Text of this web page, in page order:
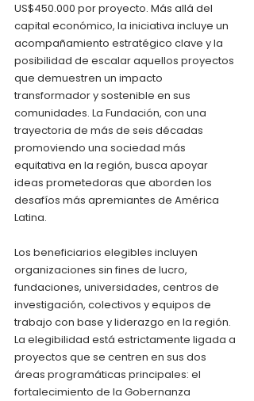
US$450.000 por proyecto. Más allá del
capital económico, la iniciativa incluye un
acompañamiento estratégico clave y la
posibilidad de escalar aquellos proyectos
que demuestren un impacto
transformador y sostenible en sus
comunidades. La Fundación, con una
trayectoria de más de seis décadas
promoviendo una sociedad más
equitativa en la región, busca apoyar
ideas prometedoras que aborden los
desafíos más apremiantes de América
Latina.
Los beneficiarios elegibles incluyen
organizaciones sin fines de lucro,
fundaciones, universidades, centros de
investigación, colectivos y equipos de
trabajo con base y liderazgo en la región.
La elegibilidad está estrictamente ligada a
proyectos que se centren en sus dos
áreas programáticas principales: el
fortalecimiento de la Gobernanza